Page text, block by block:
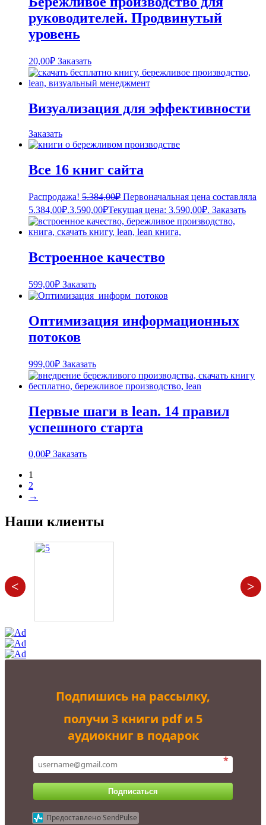
руководителей. Продвинутый
уровень
20,00₽ Заказать
Визуализация для эффективности
Заказать
Все 16 книг сайта
Распродажа! 5.384,00₽ Первоначальная цена составляла
5.384,00₽.3.590,00₽Текущая цена: 3.590,00₽. Заказать
Встроенное качество
599,00₽ Заказать
Оптимизация информационных
потоков
999,00₽ Заказать
Первые шаги в lean. 14 правил
успешного старта
0,00₽ Заказать
1
2
→
Наши клиенты
< >
Подпишись на рассылку,
получи 3 книги pdf и 5
аудиокниг в подарок
*
Подписаться
Предоставлено SendPulse